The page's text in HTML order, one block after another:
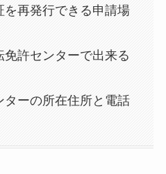
を再発行できる申請場
免許センターで出来る
ターの所在住所と電話